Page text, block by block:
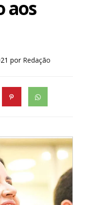
aos
por Redação